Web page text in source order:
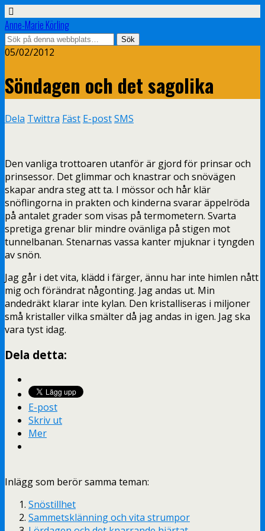
Anne-Marie Körling
05/02/2012
Söndagen och det sagolika
Dela Twittra Fäst E-postSMS
Den vanliga trottoaren utanför är gjord för prinsar och
prinsessor. Det glimmar och knastrar och snövägen
skapar andra steg att ta. I mössor och hår klär
snöflingorna in prakten och kinderna svarar äppelröda
på antalet grader som visas på termometern. Svarta
spretiga grenar blir mindre ovänliga på stigen mot
tunnelbanan. Stenarnas vassa kanter mjuknar i tyngden
av snön.
Jag går i det vita, klädd i färger, ännu har inte himlen nått
mig och förändrat någonting. Jag andas ut. Min
andedräkt klarar inte kylan. Den kristalliseras i miljoner
små kristaller vilka smälter då jag andas in igen. Jag ska
vara tyst idag.
Dela detta:
E-post
Skriv ut
Mer
Inlägg som berör samma teman:
Snöstillhet
Sammetsklänning och vita strumpor